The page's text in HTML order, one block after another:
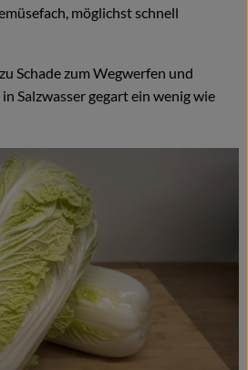
möglichst schnell
Schade zum Wegwerfen und
Salzwasser gegart ein wenig wie